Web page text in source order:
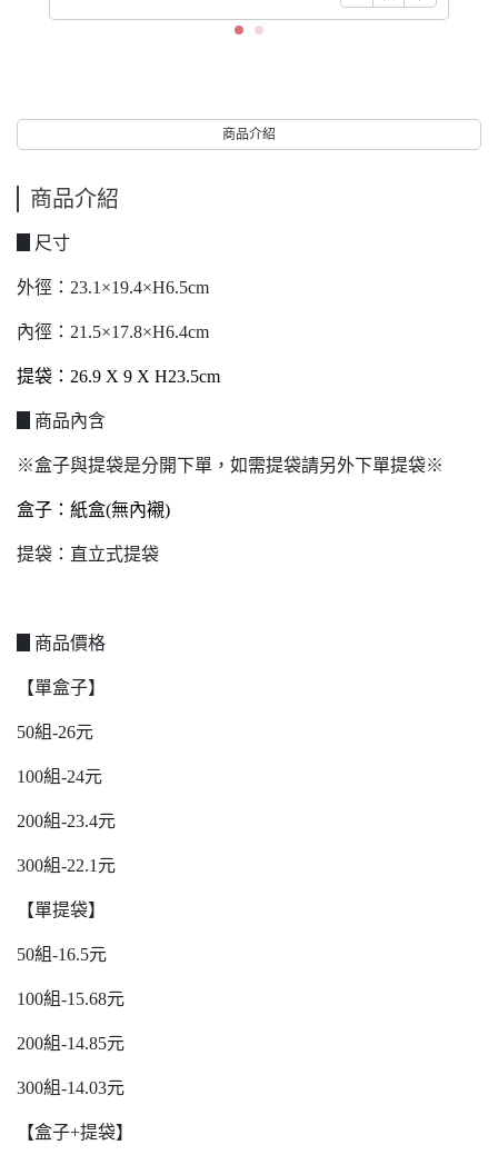
商品介紹
商品介紹
▊尺寸
外徑：23.1×19.4×H6.5cm
內徑：21.5×17.8×H6.4cm
提袋：26.9 X 9 X H23.5cm
▊商品內含
※盒子與提袋是分開下單，如需提袋請另外下單提袋※
盒子：紙盒(無內襯)
提袋：直立式提袋
▊商品價格
【單盒子】
50組-26元
100組-24元
200組-23.4元
300組-22.1元
【單提袋】
50組-16.5元
100組-15.68元
200組-14.85元
300組-14.03元
【盒子+提袋】